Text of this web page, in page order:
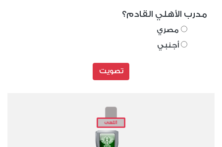
مدرب الأهلي القادم؟
مصري
أجنبي
تصويت